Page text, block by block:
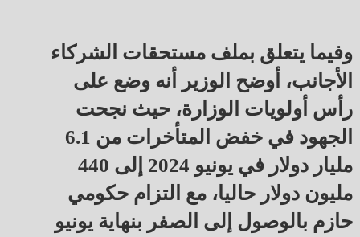
وفيما يتعلق بملف مستحقات الشركاء
الأجانب، أوضح الوزير أنه وضع على
رأس أولويات الوزارة، حيث نجحت
الجهود في خفض المتأخرات من 6.1
مليار دولار في يونيو 2024 إلى 440
مليون دولار حاليا، مع التزام حكومي
حازم بالوصول إلى الصفر بنهاية يونيو